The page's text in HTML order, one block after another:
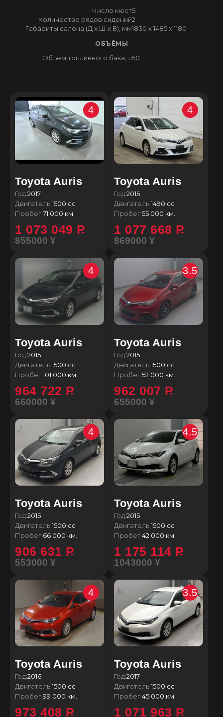
Число мест5
Количество рядов сидений2
Габариты салона (Д x Ш x В), мм1830 x 1485 x 1180
ОБЪЁМЫ
Объем топливного бака, л50
Toyota Auris
4
Год:2017
Двигатель:1500 сс
Пробег:71 000 км.
1 073 049 P
855000 ¥
Toyota Auris
4
Год:2015
Двигатель:1490 сс
Пробег:55 000 км.
1 077 668 P
869000 ¥
Toyota Auris
4
Год:2015
Двигатель:1500 сс
Пробег:101 000 км.
964 722 P
660000 ¥
Toyota Auris
3.5
Год:2015
Двигатель:1500 сс
Пробег:52 000 км.
962 007 P
655000 ¥
Toyota Auris
4
Год:2015
Двигатель:1500 сс
Пробег:66 000 км.
906 631 P
553000 ¥
Toyota Auris
4.5
Год:2015
Двигатель:1500 сс
Пробег:42 000 км.
1 175 114 P
1043000 ¥
Toyota Auris
4
Год:2016
Двигатель:1500 сс
Пробег:99 000 км.
973 408 P
Toyota Auris
3.5
Год:2017
Двигатель:1500 сс
Пробег:45 000 км.
1 071 963 P